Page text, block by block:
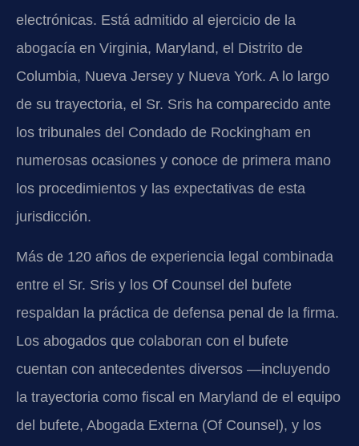
electrónicas. Está admitido al ejercicio de la
abogacía en Virginia, Maryland, el Distrito de
Columbia, Nueva Jersey y Nueva York. A lo largo
de su trayectoria, el Sr. Sris ha comparecido ante
los tribunales del Condado de Rockingham en
numerosas ocasiones y conoce de primera mano
los procedimientos y las expectativas de esta
jurisdicción.
Más de 120 años de experiencia legal combinada
entre el Sr. Sris y los Of Counsel del bufete
respaldan la práctica de defensa penal de la firma.
Los abogados que colaboran con el bufete
cuentan con antecedentes diversos —incluyendo
la trayectoria como fiscal en Maryland de el equipo
del bufete, Abogada Externa (Of Counsel), y los